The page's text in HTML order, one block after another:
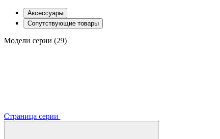
Аксессуары
Сопутствующие товары
Модели серии (29)
Страница серии